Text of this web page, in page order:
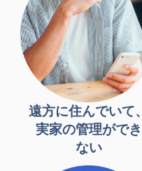
遠方に住んでいて、
実家の管理ができ
ない